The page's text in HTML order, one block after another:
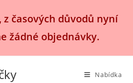
z časových důvodů nyní
žádné objednávky.
Nabídka